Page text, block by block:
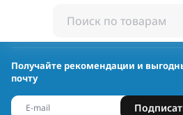
Получайте рекомендации и
почту